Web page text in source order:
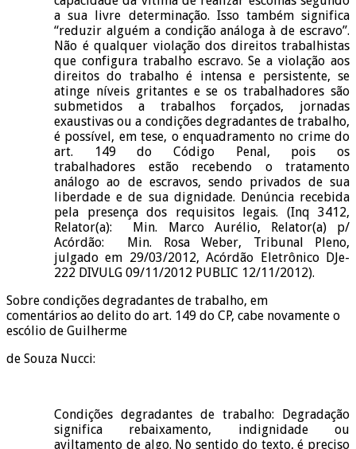
a sua livre determinação. Isso também significa
“reduzir alguém a condição análoga à de escravo”.
Não é qualquer violação dos direitos trabalhistas
que configura trabalho escravo. Se a violação aos
direitos do trabalho é intensa e persistente, se
atinge níveis gritantes e se os trabalhadores são
submetidos a trabalhos forçados, jornadas
exaustivas ou a condições degradantes de trabalho,
é possível, em tese, o enquadramento no crime do
art. 149 do Código Penal, pois os
trabalhadores estão recebendo o tratamento
análogo ao de escravos, sendo privados de sua
liberdade e de sua dignidade. Denúncia recebida
pela presença dos requisitos legais. (Inq 3412,
Relator(a): Min. Marco Aurélio, Relator(a) p/
Acórdão: Min. Rosa Weber, Tribunal Pleno,
julgado em 29/03/2012, Acórdão Eletrônico DJe-
222 DIVULG 09/11/2012 PUBLIC 12/11/2012).
Sobre condições degradantes de trabalho, em
comentários ao delito do art. 149 do CP, cabe novamente o
escólio de Guilherme
de Souza Nucci:
Condições degradantes de trabalho: Degradação
significa rebaixamento, indignidade ou
aviltamento de algo. No sentido do texto, é preciso